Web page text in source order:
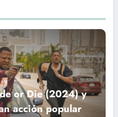
or Die (2024) y
acción popular